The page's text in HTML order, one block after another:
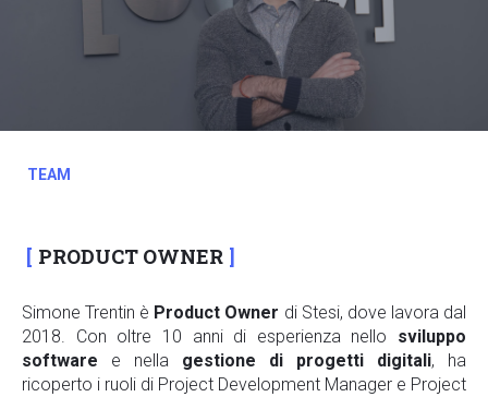
TEAM
PRODUCT OWNER
Simone Trentin è Product Owner di Stesi, dove lavora dal
2018. Con oltre 10 anni di esperienza nello sviluppo
software e nella gestione di progetti digitali, ha
ricoperto i ruoli di Project Development Manager e Project